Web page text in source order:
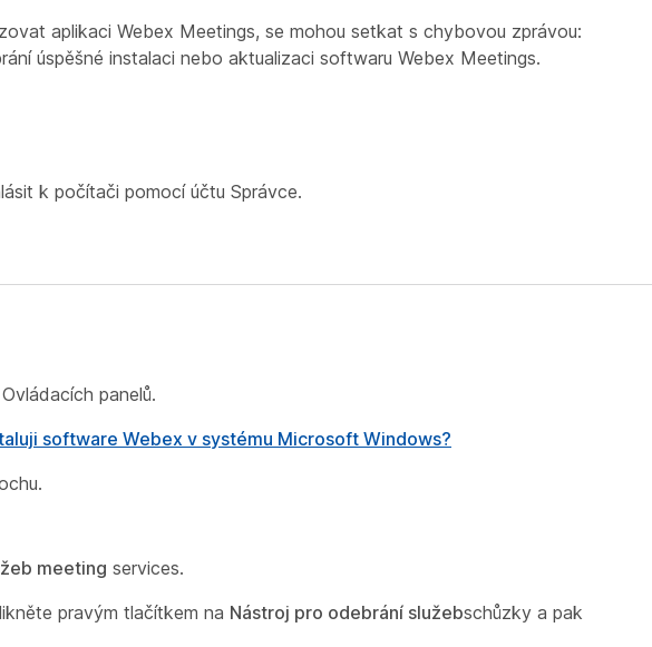
aplikaci Webex Meetings, se mohou setkat s chybovou zprávou:
úspěšné instalaci nebo aktualizaci softwaru Webex Meetings.
k počítači pomocí účtu Správce.
panelů.
software Webex v systému Microsoft Windows?
meeting services.
pravým tlačítkem na Nástroj pro odebrání služebschůzky a pak